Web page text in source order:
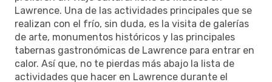
Lawrence. Una de las actividades principales que se
realizan con el frío, sin duda, es la visita de galerías
de arte, monumentos históricos y las principales
tabernas gastronómicas de Lawrence para entrar en
calor. Así que, no te pierdas más abajo la lista de
actividades que hacer en Lawrence durante el